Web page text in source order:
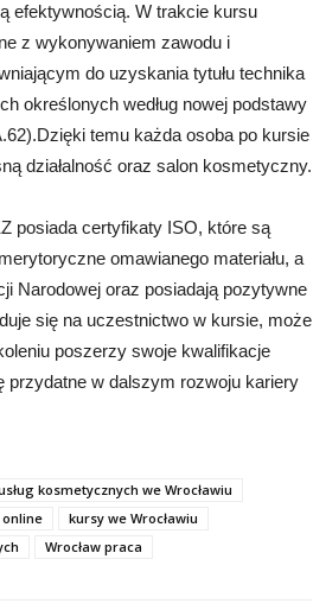
efektywnością. W trakcie kursu
z wykonywaniem zawodu i
do uzyskania tytułu technika
określonych według nowej podstawy
temu każda osoba po kursie
działalność oraz salon kosmetyczny.
posiada certyfikaty ISO, które są
omawianego materiału, a
Narodowej oraz posiadają pozytywne
się na uczestnictwo w kursie, może
poszerzy swoje kwalifikacje
przydatne w dalszym rozwoju kariery
kosmetycznych we Wrocławiu
kursy we Wrocławiu
Wrocław praca